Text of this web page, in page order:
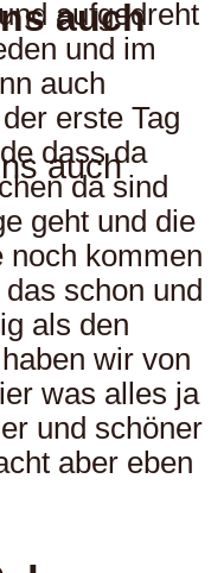
auch
auch
aufgedreht
und im
auch
erste Tag
dass da
da sind
geht und die
noch kommen
schon und
als den
wir von
was alles ja
und schöner
aber eben